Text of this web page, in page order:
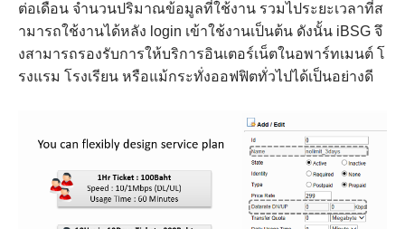
ต่อเดือน จำนวนปริมาณข้อมูลที่ใช้งาน รวมไประยะเวลาที่ส
ามารถใช้งานได้หลัง login เข้าใช้งานเป็นต้น ดังนั้น iBSG จึ
งสามารถรองรับการให้บริการอินเตอร์เน็ตในอพาร์ทเมนต์ โ
รงแรม โรงเรียน หรือแม้กระทั่งออฟฟิตทั่วไปได้เป็นอย่างดี